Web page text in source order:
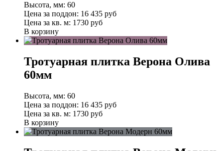
Высота, мм: 60
Цена за поддон: 16 435 руб
Цена за кв. м: 1730 руб
В корзину
Тротуарная плитка Верона Олива
60мм
Высота, мм: 60
Цена за поддон: 16 435 руб
Цена за кв. м: 1730 руб
В корзину